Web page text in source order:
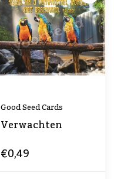
Good Seed Cards
Verwachten
€0,49